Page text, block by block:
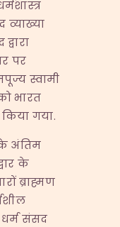
व्याख्या
पर
स्वामी
भारत
गया.
के अंतिम
के
ब्राह्मण
धर्म संसद